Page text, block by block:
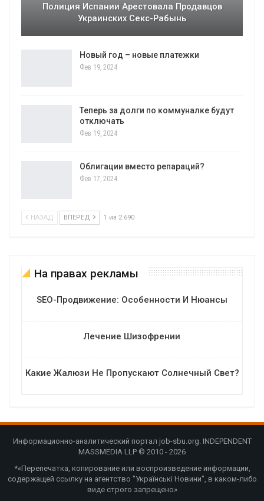
Полиция Испании Арестовала Продавцов
Украинских Секс-Рабынь
Новый год – новые платежки
Фев 19, 2024
Теперь за долги по коммуналке будут
отключать
Фев 19, 2024
Облигации вместо репараций?
Фев 17, 2024
НАЗАД ВПЕРЕД 1 из 2 690
На правах рекламы
SEO-Продвижение: Особенности И Нюансы
Лечение Шизофрении
Какие Жалюзи Не Пропускают Солнечный Свет?
Информационно-аналитический портал job-sbu.org. INDEPENDENT
MASSMEDIA LLP © 2010 - 2026
*«Перепечатка, копирование или воспроизведение информации,
содержащей ссылку на агентство "Українські Новини", в каком-либо
виде строго запрещено»